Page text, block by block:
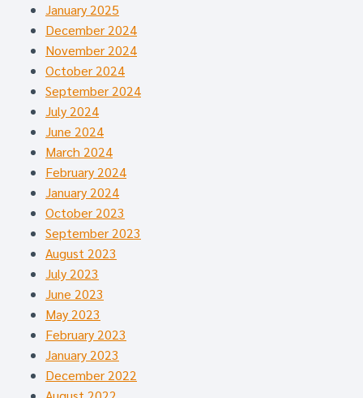
January 2025
December 2024
November 2024
October 2024
September 2024
July 2024
June 2024
March 2024
February 2024
January 2024
October 2023
September 2023
August 2023
July 2023
June 2023
May 2023
February 2023
January 2023
December 2022